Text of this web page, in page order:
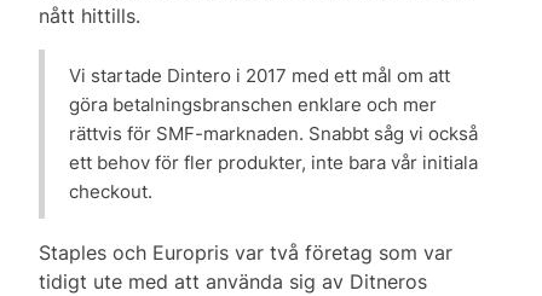
nått hittills.
Vi startade Dintero i 2017 med ett mål om att
göra betalningsbranschen enklare och mer
rättvis för SMF-marknaden. Snabbt såg vi också
ett behov för fler produkter, inte bara vår initiala
checkout.
Staples och Europris var två företag som var
tidigt ute med att använda sig av Ditneros